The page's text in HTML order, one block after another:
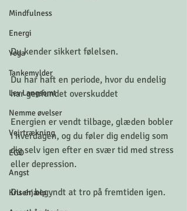
Mindfulness
Energi
Yoga
Tankemylder
Lev Langsomt
Nemme øvelser
Vejrtrækning
EGO
Angst
Krisehjælp
Du kender sikkert følelsen.
Du har haft en periode, hvor du endelig
har genfundet overskuddet
Energien er vendt tilbage, glæden bobler
i hverdagen, og du føler dig endelig som
dig selv igen efter en svær tid med stress
eller depression.
Du er begyndt at tro på fremtiden igen.